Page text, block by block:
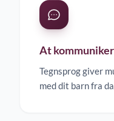
At
Tegnsprog giver
med dit barn fra